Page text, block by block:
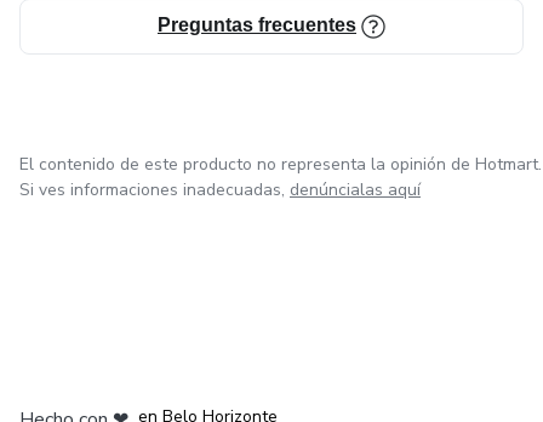
Preguntas frecuentes
El contenido de este producto no representa la opinión de Hotmart.
Si ves informaciones inadecuadas, denúncialas aquí
en Belo Horizonte